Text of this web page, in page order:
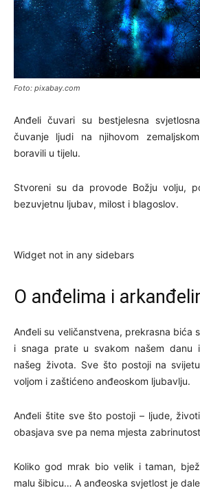
Foto: pixabay.com
Anđeli čuvari su bestjelesna
čuvanje ljudi na njihovom
boravili u tijelu.
Stvoreni su da provode Božju volju,
bezuvjetnu ljubav, milost i blagoslov.
Widget not in any sidebars
O anđelima i
Anđeli su veličanstvena, prekrasna bića
i snaga prate u svakom našem danu
našeg života. Sve što postoji na
voljom i zaštićeno anđeoskom ljubavlju.
Anđeli štite sve što postoji – ljude,
obasjava sve pa nema mjesta
Koliko god mrak bio velik i taman,
malu šibicu… A anđeoska svjetlost je